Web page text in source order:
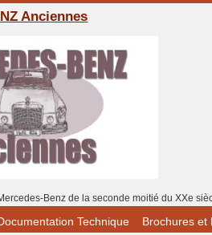
Anciennes
Benz de la seconde moitié du XXe
Technique Brochures et